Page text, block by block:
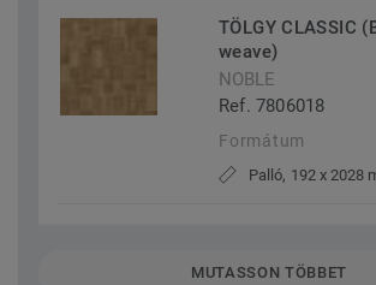
TÖLGY CLASSIC
weave)
NOBLE
Ref. 7806018
Formátum
Palló, 192 x 2028
MUTASSON TÖBBET